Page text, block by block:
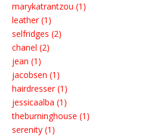
marykatrantzou (1)
leather (1)
selfridges (2)
chanel (2)
jean (1)
jacobsen (1)
hairdresser (1)
jessicaalba (1)
theburninghouse (1)
serenity (1)